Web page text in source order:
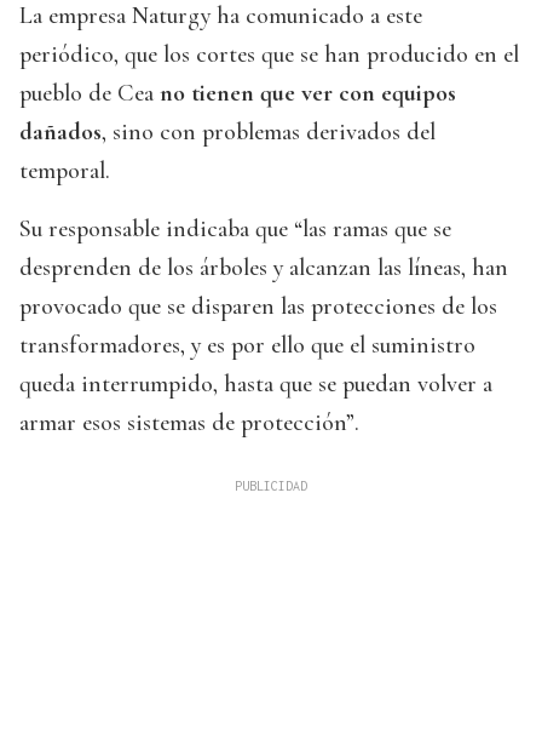
La empresa Naturgy ha comunicado a este
periódico, que los cortes que se han producido en el
pueblo de Cea no tienen que ver con equipos
dañados, sino con problemas derivados del
temporal.
Su responsable indicaba que “las ramas que se
desprenden de los árboles y alcanzan las líneas, han
provocado que se disparen las protecciones de los
transformadores, y es por ello que el suministro
queda interrumpido, hasta que se puedan volver a
armar esos sistemas de protección”.